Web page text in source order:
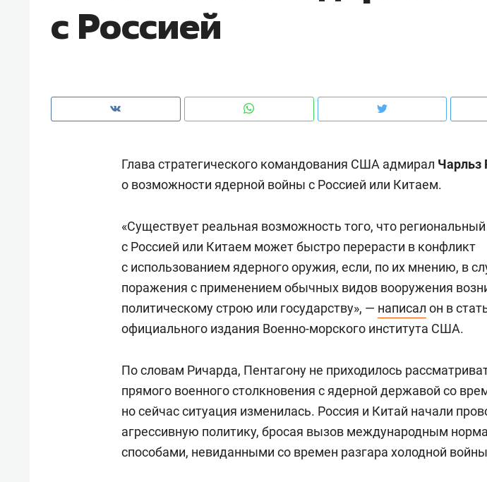
с Россией
Глава стратегического командования США адмирал Чарльз
о возможности ядерной войны с Россией или Китаем.
«Существует реальная возможность того, что
с Россией или Китаем может быстро перерасти в конфликт
с использованием ядерного оружия, если, по их мнению, в
поражения с применением обычных видов вооружения
политическому строю или государству», — написал он в
официального издания Военно-морского института США.
По словам Ричарда, Пентагону не приходилось
прямого военного столкновения с ядерной державой со
но сейчас ситуация изменилась. Россия и Китай начали
агрессивную политику, бросая вызов международным
способами, невиданными со времен разгара холодной
рынки, почему надо знать аксакалов и
чем интересен Оман?
создают оазис жилого
комфорта под Казанью
Рекомендуем
150 камер до квартиры и Face
ID вместо ключа: какой будет
безопасность в ЖК «Нова»